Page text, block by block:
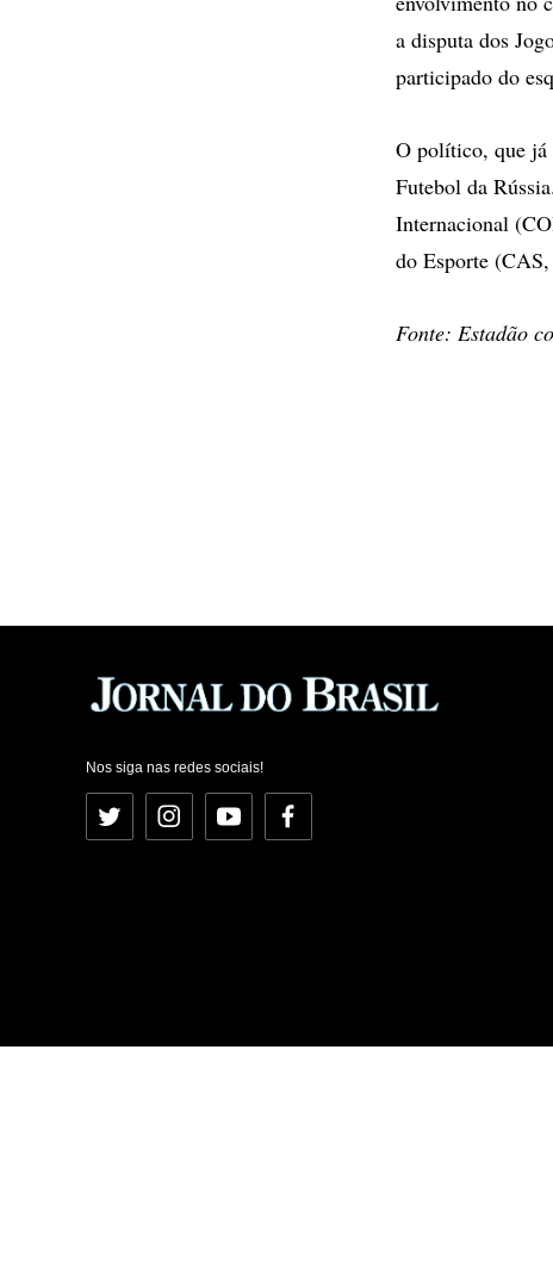
a disputa dos
participado do
O político, que já
Futebol da
Internacional
do Esporte
Fonte: Estadão
Nos siga nas redes sociais!
Twitter InstagramYouTubeFacebook